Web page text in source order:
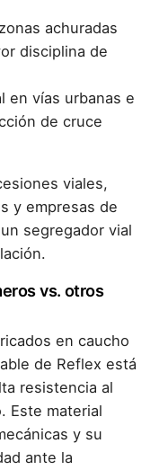
achuradas
disciplina de
en vías urbanas e
de cruce
viales,
y empresas de
segregador vial
vs. otros
en caucho
de Reflex está
resistencia al
Este material
y su
ante la